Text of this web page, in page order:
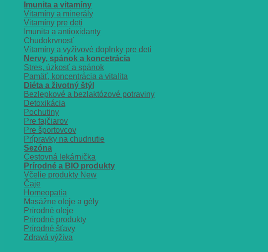
Imunita a vitamíny
Vitamíny a minerály
Vitamíny pre deti
Imunita a antioxidanty
Chudokrvnosť
Vitamíny a vyživové doplnky pre deti
Nervy, spánok a koncetrácia
Stres, úzkosť a spánok
Pamäť, koncentrácia a vitalita
Diéta a životný štýl
Bezlepkové a bezlaktózové potraviny
Detoxikácia
Pochutiny
Pre fajčiarov
Pre športovcov
Prípravky na chudnutie
Sezóna
Cestovná lekárnička
Prírodné a BIO produkty
Včelie produkty
Čaje
Homeopatia
Masážne oleje a gély
Prírodné oleje
Prírodné produkty
Prírodné šťavy
Zdravá výživa